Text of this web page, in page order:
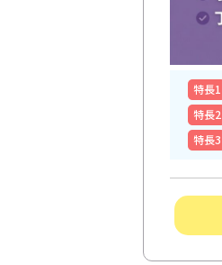
特⻑1
特⻑2
特⻑3